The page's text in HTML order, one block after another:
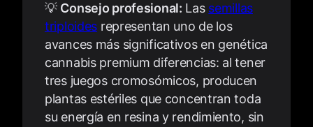
💡 Consejo profesional: Las semillas
triploides representan uno de los
avances más significativos en genética
cannabis premium diferencias: al tener
tres juegos cromosómicos, producen
plantas estériles que concentran toda
su energía en resina y rendimiento, sin